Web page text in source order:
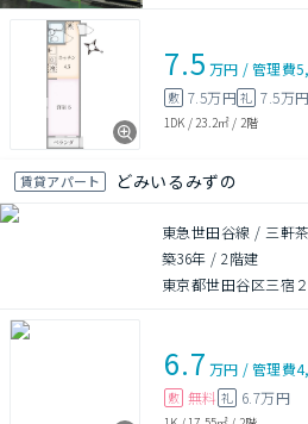
7.5 万円 /管理費
敷 7.5万円礼 7.5万円
1DK / 23.2㎡ / 2階
賃貸アパート どみいるみずの
東急世田谷線 / 三軒
築36年 /2階建
東京都世田谷区三宿
6.7 万円 /管理費
敷 無料 礼 6.7万円